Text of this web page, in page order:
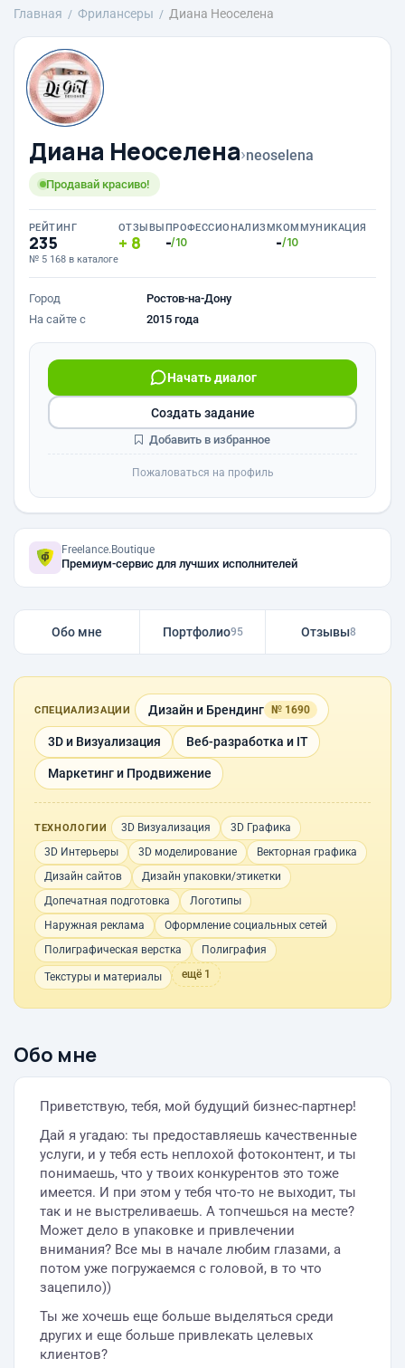
Главная Фрилансеры Диана Неоселена
Диана Неоселена›neoselena
Продавай красиво!
РЕЙТИНГ
235
№ 5 168 в каталоге
ОТЗЫВЫ
8
ПРОФЕССИОНАЛИЗМ
-/10
КОММУНИКАЦИЯ
-/10
Город
Ростов-на-Дону
На сайте с
2015 года
Начать диалог
Создать задание
Добавить в избранное
Пожаловаться на профиль
Freelance.Boutique
Премиум-сервис для лучших исполнителей
Обо мне Портфолио95 Отзывы8
СПЕЦИАЛИЗАЦИИ Дизайн и Брендинг № 1690
3D и Визуализация Веб-разработка и IT
Маркетинг и Продвижение
ТЕХНОЛОГИИ 3D Визуализация
3D Графика
3D Интерьеры
3D моделирование
Векторная графика
Дизайн сайтов
Дизайн упаковки/этикетки
Допечатная подготовка
Логотипы
Наружная реклама
Оформление социальных сетей
Полиграфическая верстка
Полиграфия
Текстуры и материалы ещё 1
Обо мне
Приветствую, тебя, мой будущий бизнес-партнер!
Дай я угадаю: ты предоставляешь качественные
услуги, и у тебя есть неплохой фотоконтент, и ты
понимаешь, что у твоих конкурентов это тоже
имеется. И при этом у тебя что-то не выходит, ты
так и не выстреливаешь. А топчешься на месте?
Может дело в упаковке и привлечении
внимания? Все мы в начале любим глазами, а
потом уже погружаемся с головой, в то что
зацепило))
Ты же хочешь еще больше выделяться среди
других и еще больше привлекать целевых
клиентов?